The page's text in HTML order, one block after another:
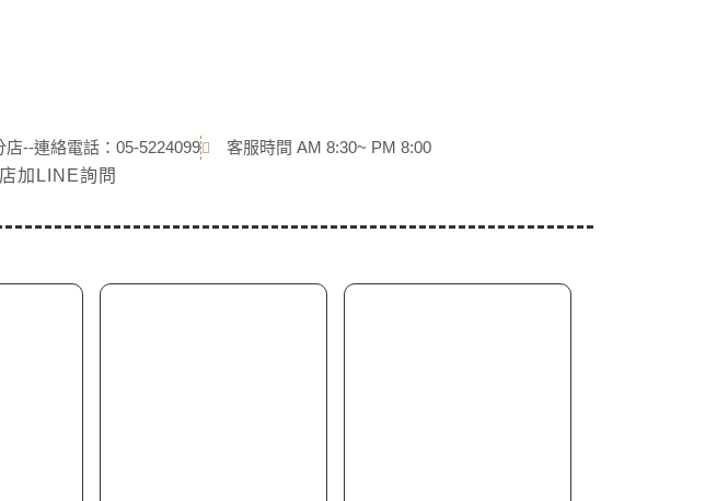
店--連絡電話：05-5224099
客服時間 AM 8:30~ PM 8:00
加LINE詢問